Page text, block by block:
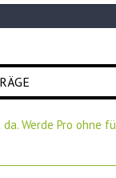
Werde Pro ohne